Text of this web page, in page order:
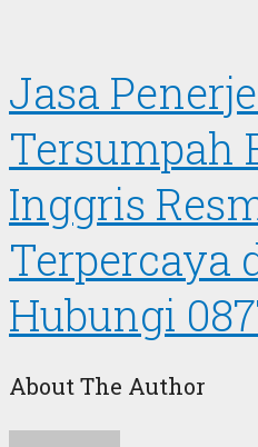
Jasa
Tersumpah
Inggris
Terpercaya
Hubungi
About The Author